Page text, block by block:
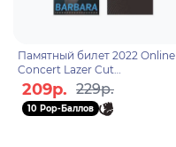
Памятный билет 2022 Online
Concert Lazer Cut
Commemorative Ticket
Barbara 6975213684917
209р. 229р.
10 Pop-Баллов